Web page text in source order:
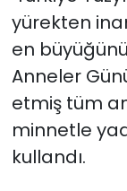
yürekten
en
Anneler
etmiş tüm
minnetle
kullandı.